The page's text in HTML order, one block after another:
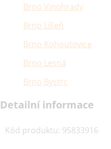
Brno Vinohrady
Brno Líšeň
Brno Kohoutovice
Brno Lesná
Brno Bystrc
Detailní informace
Kód produktu: 95833916